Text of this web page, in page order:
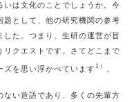
は文化のことでしょうか。今
題として、他の研究機関の参考
た。つまり、生研の運営が旨
リクエストです。さてどこまで
ズを思い浮かべています1） 。
い造語であり、多くの先輩方